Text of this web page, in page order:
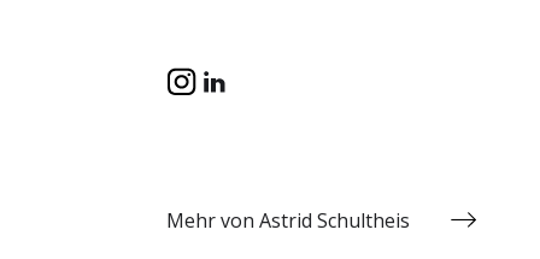
Mehr von Astrid Schultheis